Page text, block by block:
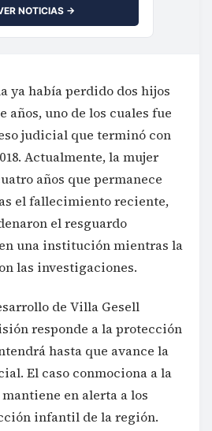
NOTICIAS →
ya había perdido dos hijos
años, uno de los cuales fue
judicial que terminó con
Actualmente, la mujer
años que permanece
el fallecimiento reciente,
el resguardo
una institución mientras la
las investigaciones.
de Villa Gesell
responde a la protección
hasta que avance la
El caso conmociona a la
en alerta a los
infantil de la región.